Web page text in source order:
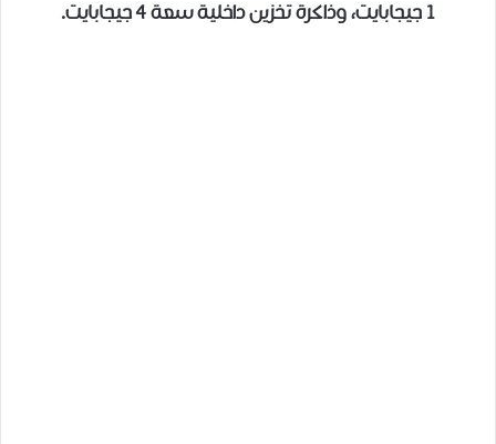
1 جيجابايت، وذاكرة تخزين داخلية سعة 4 جيجابايت.